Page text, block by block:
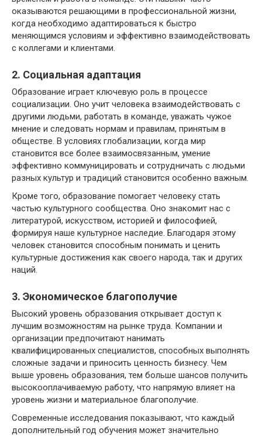
оказываются решающими в профессиональной жизни,
когда необходимо адаптироваться к быстро
меняющимся условиям и эффективно взаимодействовать
с коллегами и клиентами.
2. Социальная адаптация
Образование играет ключевую роль в процессе
социализации. Оно учит человека взаимодействовать с
другими людьми, работать в команде, уважать чужое
мнение и следовать нормам и правилам, принятым в
обществе. В условиях глобализации, когда мир
становится все более взаимосвязанным, умение
эффективно коммуницировать и сотрудничать с людьми
разных культур и традиций становится особенно важным.
Кроме того, образование помогает человеку стать
частью культурного сообщества. Оно знакомит нас с
литературой, искусством, историей и философией,
формируя наше культурное наследие. Благодаря этому
человек становится способным понимать и ценить
культурные достижения как своего народа, так и других
наций.
3. Экономическое благополучие
Высокий уровень образования открывает доступ к
лучшим возможностям на рынке труда. Компании и
организации предпочитают нанимать
квалифицированных специалистов, способных выполнять
сложные задачи и приносить ценность бизнесу. Чем
выше уровень образования, тем больше шансов получить
высокооплачиваемую работу, что напрямую влияет на
уровень жизни и материальное благополучие.
Современные исследования показывают, что каждый
дополнительный год обучения может значительно